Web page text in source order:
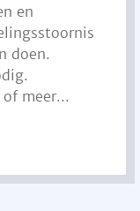
en
doen.
meer...